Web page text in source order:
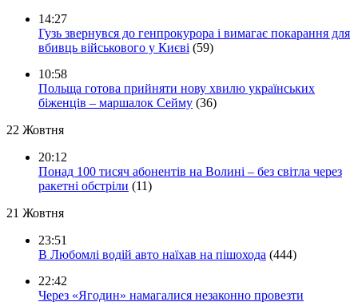
14:27
Гузь звернувся до генпрокурора і вимагає покарання для
вбивць військового у Києві (59)
10:58
Польща готова прийняти нову хвилю українських
біженців – маршалок Сейму (36)
22 Жовтня
20:12
Понад 100 тисяч абонентів на Волині – без світла через
ракетні обстріли (11)
21 Жовтня
23:51
В Любомлі водій авто наїхав на пішохода (444)
22:42
Через «Ягодин» намагалися незаконно провезти